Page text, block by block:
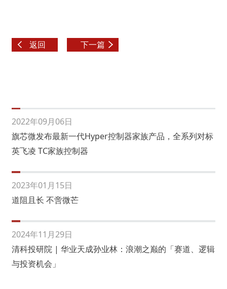
返回 下一篇
2022年09月06日
旗芯微发布最新一代Hyper控制器家族产品，全系列对标
英飞凌 TC家族控制器
2023年01月15日
道阻且长 不啻微芒
2024年11月29日
清科投研院 | 华业天成孙业林：浪潮之巅的「赛道、逻辑
与投资机会」